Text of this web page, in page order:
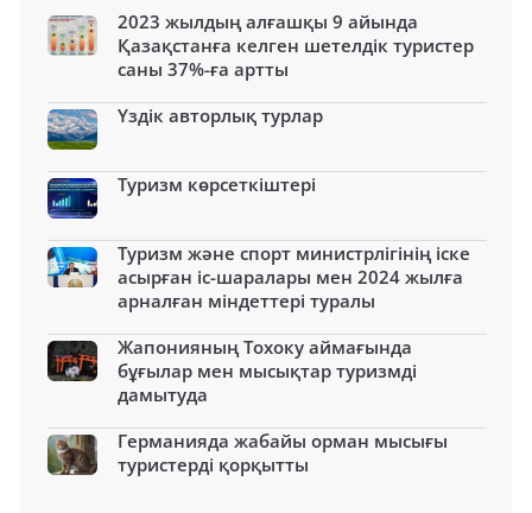
2023 жылдың алғашқы 9 айында
Қазақстанға келген шетелдік туристер
саны 37%-ға артты
Үздік авторлық турлар
Туризм көрсеткіштері
Туризм және спорт министрлігінің іске
асырған іс-шаралары мен 2024 жылға
арналған міндеттері туралы
Жапонияның Тохоку аймағында
бұғылар мен мысықтар туризмді
дамытуда
Германияда жабайы орман мысығы
туристерді қорқытты